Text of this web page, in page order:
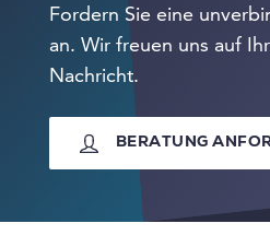
Fordern Sie eine
an. Wir freuen uns auf
Nachricht.
BERATUNG